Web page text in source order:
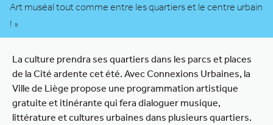
Art muséal tout comme entre les quartiers et le centre urbain
! »
La culture prendra ses quartiers dans les parcs et places
de la Cité ardente cet été. Avec Connexions Urbaines, la
Ville de Liège propose une programmation artistique
gratuite et itinérante qui fera dialoguer musique,
littérature et cultures urbaines dans plusieurs quartiers.